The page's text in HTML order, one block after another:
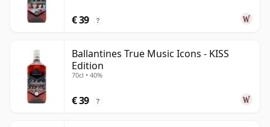
€ 39 ?
Ballantines True Music Icons - KISS
Edition
70cl • 40%
€ 39 ?